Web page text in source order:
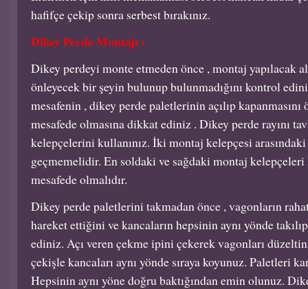
hafifçe çekip sonra serbest bırakınız.
Dikey Perde Montajı :
Dikey perdeyi monte etmeden önce , montaj yapılacak
önleyecek bir şeyin bulunup bulunmadığını kontrol
mesafenin , dikey perde paletlerinin açılıp
mesafede olmasına dikkat ediniz . Dikey perde rayını
kelepçelerini kullanınız. İki montaj kelepçesi
geçmemelidir. En soldaki ve sağdaki montaj
mesafede olmalıdır.
Dikey perde paletlerini takmadan önce , vagonların
hareket ettiğini ve kancaların hepsinin aynı yönde
ediniz. Açı veren çekme ipini çekerek vagonları
çekişle kancaları aynı yönde sıraya koyunuz. Paletleri
Hepsinin aynı yöne doğru baktığından emin olunuz.